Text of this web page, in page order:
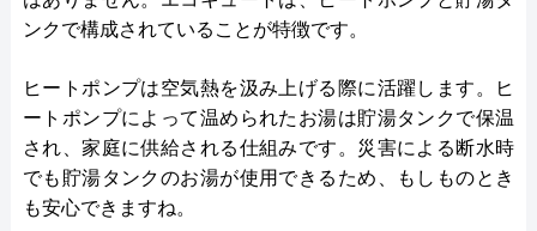
ンクで構成されていることが特徴です。
ヒートポンプは空気熱を汲み上げる際に活躍します。ヒ
ートポンプによって温められたお湯は貯湯タンクで保温
され、家庭に供給される仕組みです。災害による断水時
でも貯湯タンクのお湯が使用できるため、もしものとき
も安心できますね。